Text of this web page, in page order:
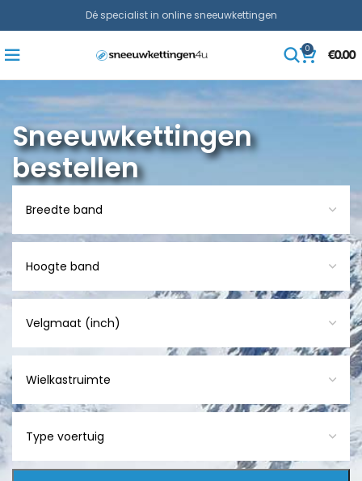
Dé specialist in online sneeuwkettingen
0
€0.00
Sneeuwkettingen
bestellen